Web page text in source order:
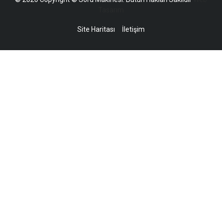
Site Haritası İletişim